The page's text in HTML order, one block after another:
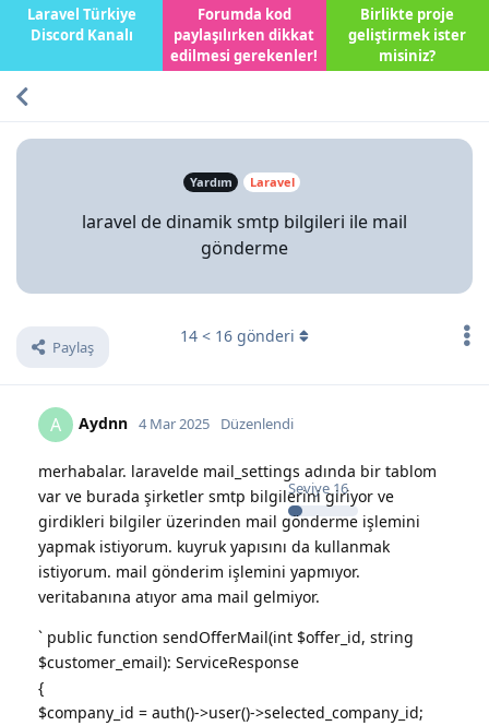
Laravel Türkiye
Discord Kanalı
Forumda kod
paylaşılırken dikkat
edilmesi gerekenler!
Birlikte proje
geliştirmek ister
misiniz?
Yardım Laravel
laravel de dinamik smtp bilgileri ile mail
gönderme
Paylaş
14 < 16 gönderi
A Aydnn
Seviye 16
4 Mar 2025 Düzenlendi
merhabalar. laravelde mail_settings adında bir tablom
var ve burada şirketler smtp bilgilerini giriyor ve
girdikleri bilgiler üzerinden mail gönderme işlemini
yapmak istiyorum. kuyruk yapısını da kullanmak
istiyorum. mail gönderim işlemini yapmıyor.
veritabanına atıyor ama mail gelmiyor.
` public function sendOfferMail(int $offer_id, string
$customer_email): ServiceResponse
{
$company_id = auth()->user()->selected_company_id;